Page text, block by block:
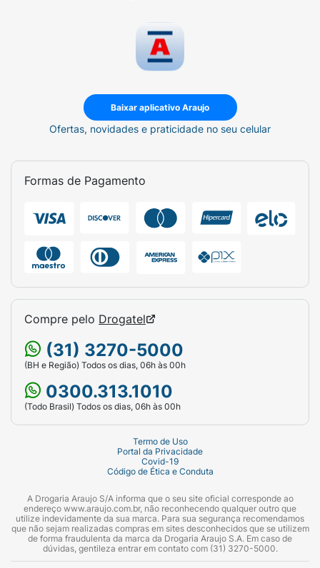
Baixar aplicativo Araujo
Ofertas, novidades e praticidade no seu celular
Formas de Pagamento
Compre pelo Drogatel
(31) 3270-5000
(BH e Região) Todos os dias, 06h às 00h
0300.313.1010
(Todo Brasil) Todos os dias, 06h às 00h
Termo de Uso
Portal da Privacidade
Covid-19
Código de Ética e Conduta
A Drogaria Araujo S/A informa que o seu site oficial corresponde ao
endereço www.araujo.com.br, não reconhecendo qualquer outro que
utilize indevidamente da sua marca. Para sua segurança recomendamos
que não sejam realizadas compras em sites desconhecidos que se utilizem
de forma fraudulenta da marca da Drogaria Araujo S.A. Em caso de
dúvidas, gentileza entrar em contato com (31) 3270-5000.